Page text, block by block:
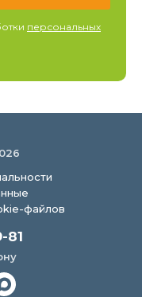
персональных
файлов
81